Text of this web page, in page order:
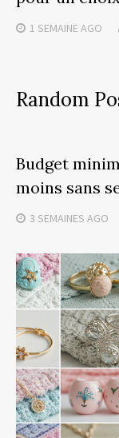
1 SEMAINE AGO
Random
Budget
moins sans
3 SEMAINES AGO